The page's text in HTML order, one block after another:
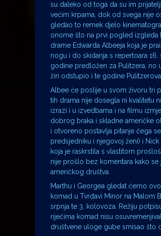
su daleko od toga da su im
većim krpama, dok od svega nije
gledao to remek djelo
onome što na prvi pogled izgleda
drame Edwarda Albeeja koja je
nogu i do skidanja s repertoara
godine predložen za Pulitzera, no
žiri odstupio i te godine
Albee će poslije u svom živoru tri
tih drama nije dosegla ni kvalitetu
izrazi i u izvedbama i na filmu
dobrog braka i skladne američke
i otvoreno postavlja pitanje čega
predsjedniku i njegovoj ženi) i
koja je raskrstila s vlastitom
nije prošlo bez komentara kako
američkog društva.
Marthu i Georgea gledat ćemo
komad u Tvrđavi Minor na Malom
srpnja te 3. kolovoza. Režiju
riječima komad nisu
društvene uloge gube smisao što